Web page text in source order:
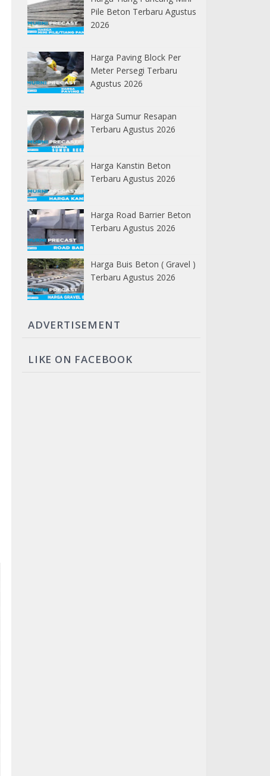
Pile Beton Terbaru Agustus
2026
Harga Paving Block Per
Meter Persegi Terbaru
Agustus 2026
Harga Sumur Resapan
Terbaru Agustus 2026
Harga Kanstin Beton
Terbaru Agustus 2026
Harga Road Barrier Beton
Terbaru Agustus 2026
Harga Buis Beton ( Gravel )
Terbaru Agustus 2026
ADVERTISEMENT
LIKE ON FACEBOOK